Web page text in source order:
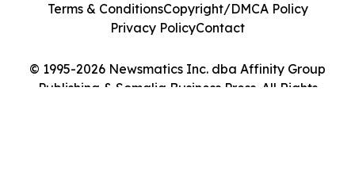
© 1995-2026 Newsmatics Inc. dba Affinity Group
Publishing & Somalia Business Press. All Rights
Terms & ConditionsCopyright/DMCA Policy
Privacy PolicyContact